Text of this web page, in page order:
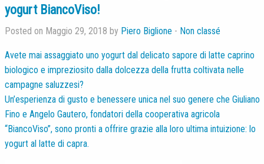
yogurt BiancoViso!
Posted on Maggio 29, 2018 by Piero Biglione - Non classé
Avete mai assaggiato uno yogurt dal delicato sapore di latte caprino
biologico e impreziosito dalla dolcezza della frutta coltivata nelle
campagne saluzzesi?
Un’esperienza di gusto e benessere unica nel suo genere che Giuliano
Fino e Angelo Gautero, fondatori della cooperativa agricola
“BiancoViso”, sono pronti a offrire grazie alla loro ultima intuizione: lo
yogurt al latte di capra.